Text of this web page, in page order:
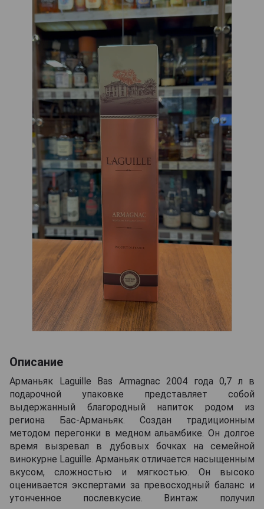
Описание
Арманьяк Laguille Bas Armagnac 2004 года 0,7 л в
подарочной упаковке представляет собой
выдержанный благородный напиток родом из
региона Бас-Арманьяк. Создан традиционным
методом перегонки в медном альамбике. Он долгое
время вызревал в дубовых бочках на семейной
винокурне Laguille. Арманьяк отличается насыщенным
вкусом, сложностью и мягкостью. Он высоко
оценивается экспертами за превосходный баланс и
утонченное послевкусие. Винтаж получил